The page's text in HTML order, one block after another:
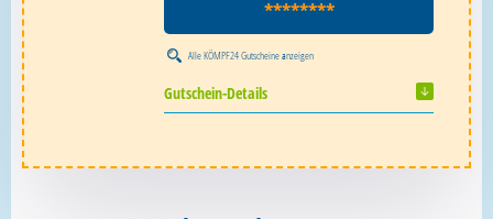
********
AlleKÖMPF24 Gutscheineanzeigen
Gutschein-Details